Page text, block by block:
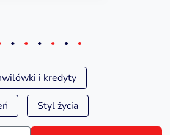
i kredyty
Styl życia